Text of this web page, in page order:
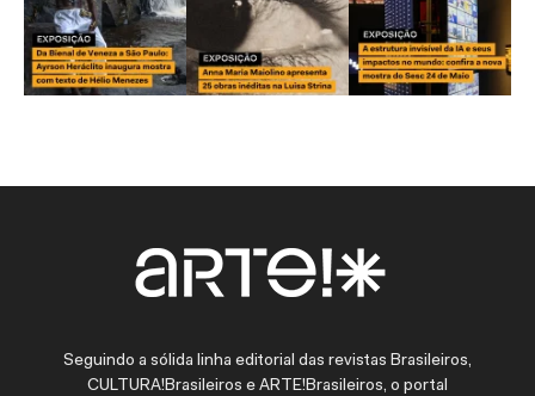
Seguindo a sólida linha editorial das revistas Brasileiros,
CULTURA!Brasileiros e ARTE!Brasileiros, o portal